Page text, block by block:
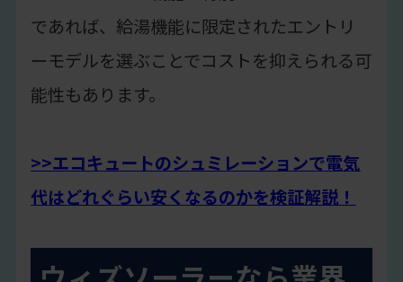
であれば、給湯機能に限定されたエントリ
ーモデルを選ぶことでコストを抑えられる可
能性もあります。
>>エコキュートのシュミレーションで電気
代はどれぐらい安くなるのかを検証解説！